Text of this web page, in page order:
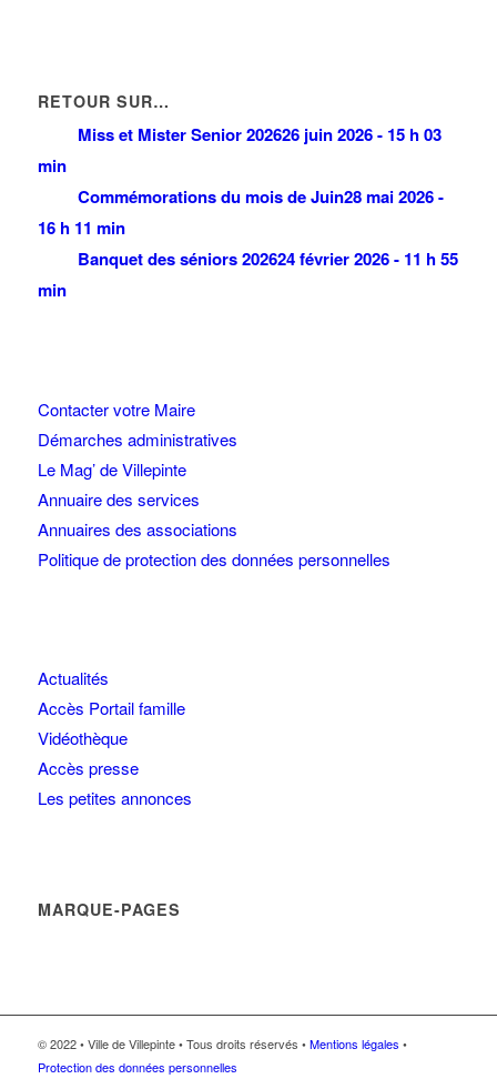
RETOUR SUR…
Miss et Mister Senior 202626 juin 2026 - 15 h 03
min
Commémorations du mois de Juin28 mai 2026 -
16 h 11 min
Banquet des séniors 202624 février 2026 - 11 h 55
min
Contacter votre Maire
Démarches administratives
Le Mag’ de Villepinte
Annuaire des services
Annuaires des associations
Politique de protection des données personnelles
Actualités
Accès Portail famille
Vidéothèque
Accès presse
Les petites annonces
MARQUE-PAGES
© 2022 • Ville de Villepinte • Tous droits réservés •Mentions légales •
Protection des données personnelles